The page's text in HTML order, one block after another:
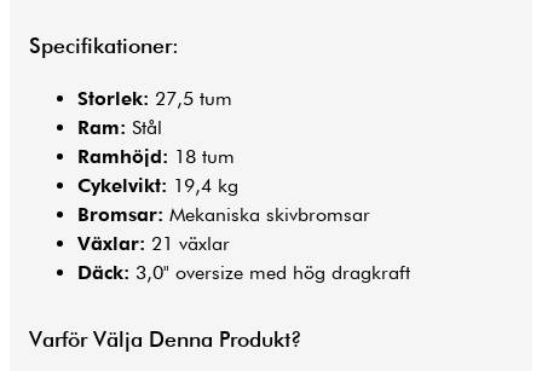
Specifikationer:
Storlek: 27,5 tum
Ram: Stål
Ramhöjd: 18 tum
Cykelvikt: 19,4 kg
Bromsar: Mekaniska skivbromsar
Växlar: 21 växlar
Däck: 3,0" oversize med hög dragkraft
Varför Välja Denna Produkt?